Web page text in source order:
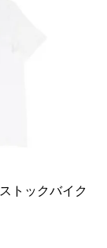
トックバイク